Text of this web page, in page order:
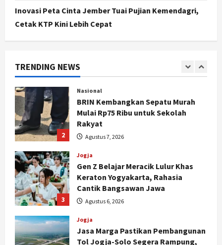
Inovasi Peta Cinta Jember Tuai Pujian Kemendagri,
Cetak KTP Kini Lebih Cepat
TRENDING NEWS
Agustus 6, 2026
1
Politik
2
Nasional
BRIN Kembangkan Sepatu Murah
Mulai Rp75 Ribu untuk Sekolah
Rakyat
Agustus 7, 2026
3
Jogja
Gen Z Belajar Meracik Lulur Khas
Keraton Yogyakarta, Rahasia
Cantik Bangsawan Jawa
Agustus 6, 2026
Jogja
Jasa Marga Pastikan Pembangunan
Tol Jogja-Solo Segera Rampung,